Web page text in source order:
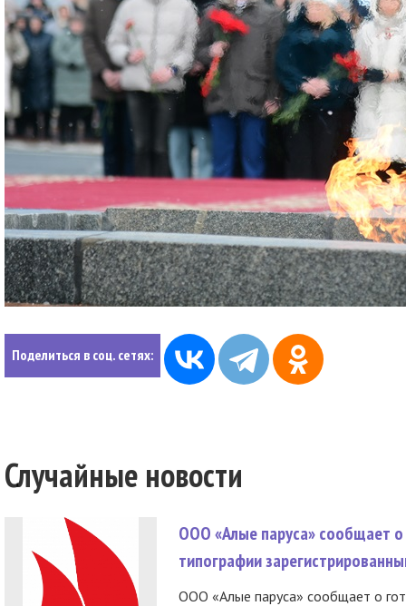
Поделиться в соц. сетях:
Случайные новости
ООО «Алые паруса» сообщает о
типографии
ООО «Алые паруса» сообщает о